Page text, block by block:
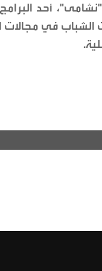
أحد
في مجالات